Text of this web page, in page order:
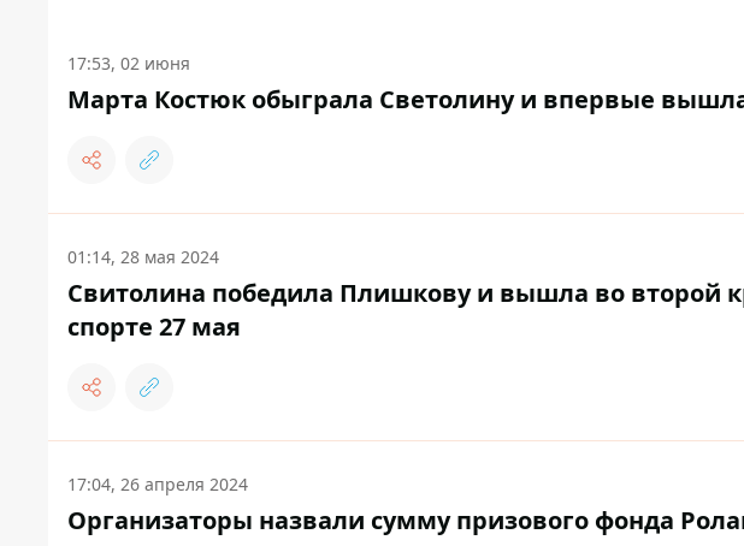
17:53, 02 июня
Марта Костюк обыграла Светолину и впервые
01:14, 28 мая 2024
Свитолина победила Плишкову и вышла во второй
спорте 27 мая
17:04, 26 апреля 2024
Организаторы назвали сумму призового фонда